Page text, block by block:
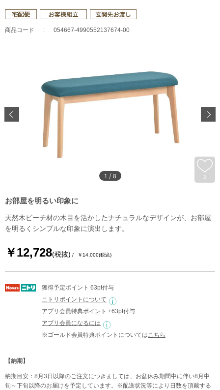
商品コード 054667-4990552137674-00
3
1 /8
お部屋を明るい印象に
天然木ビーチ材の木目を活かしたナチュラルなデザインが、お部屋
を明るくシンプルな印象に演出します。
￥12,728(税抜) ￥14,000(税込)
獲得予定ポイント 63pt付与
ニトリポイントについて
アプリ会員特典ポイント +63pt付与
アプリ会員になるには
※ゴールド会員特典ポイントについては こちら
【納期】
納期目安：8月3日以降のご注文につきましては、お盆休み期間中に伴い8月中
旬～下旬以降のお届けを予定しています。※配送状況等により日数を頂戴する